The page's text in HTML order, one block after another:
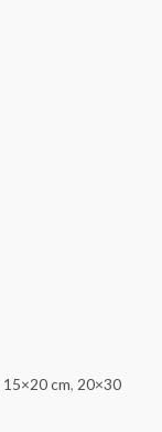
15×20 cm, 20×30